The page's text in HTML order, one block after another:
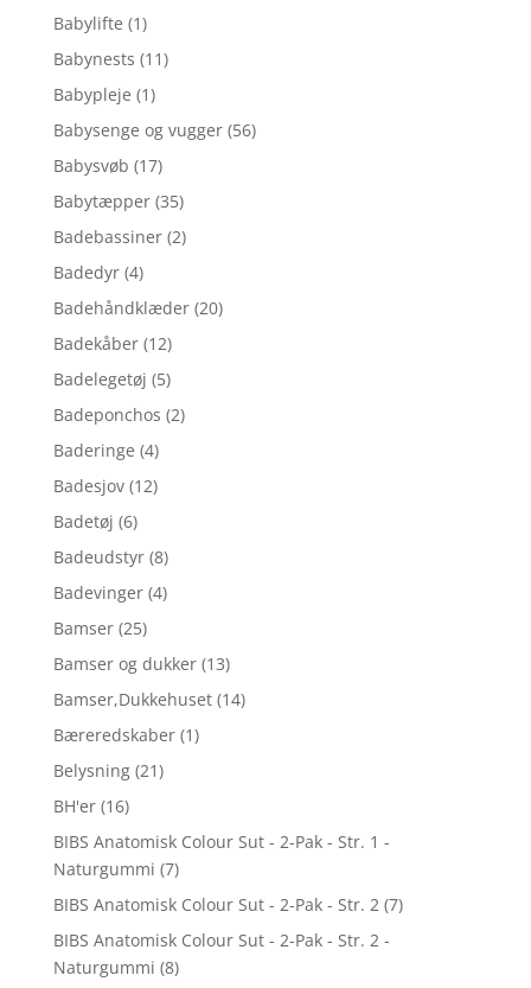
Babylifte (1)
Babynests (11)
Babypleje (1)
Babysenge og vugger (56)
Babysvøb (17)
Babytæpper (35)
Badebassiner (2)
Badedyr (4)
Badehåndklæder (20)
Badekåber (12)
Badelegetøj (5)
Badeponchos (2)
Baderinge (4)
Badesjov (12)
Badetøj (6)
Badeudstyr (8)
Badevinger (4)
Bamser (25)
Bamser og dukker (13)
Bamser,Dukkehuset (14)
Bæreredskaber (1)
Belysning (21)
BH'er (16)
BIBS Anatomisk Colour Sut - 2-Pak - Str. 1 -
Naturgummi (7)
BIBS Anatomisk Colour Sut - 2-Pak - Str. 2 (7)
BIBS Anatomisk Colour Sut - 2-Pak - Str. 2 -
Naturgummi (8)